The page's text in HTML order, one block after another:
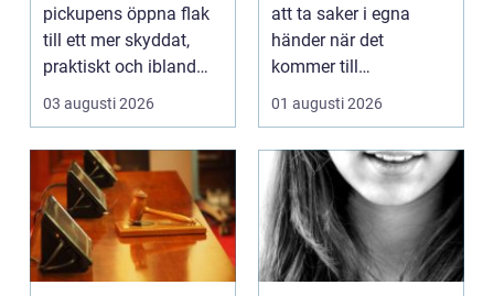
pickupens öppna flak
till ett mer skyddat,
praktiskt och ibland
också mer br...
03 augusti 2026
att ta saker i egna
händer när det
kommer till
hemförbättr...
01 augusti 2026